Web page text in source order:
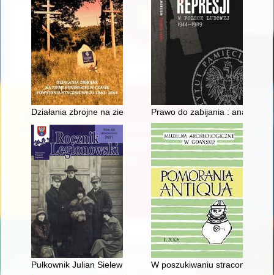
Działania zbrojne na ziemi konińskiej w czasie powstania
Prawo do zabijania : analiza
Pułkownik Julian Sielewicz (1892-1940) - recenzja]
W poszukiwaniu straconego